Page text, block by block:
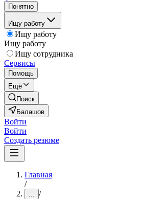
Понятно
Ищу работу
Ищу работу
Ищу работу
Ищу сотрудника
Сервисы
Помощь
Ещё
Поиск
Балашов
Войти
Войти
Создать резюме
Главная
/
... /